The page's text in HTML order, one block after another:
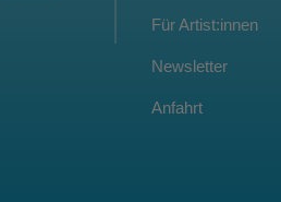
Für Artist:innen
Newsletter
Anfahrt